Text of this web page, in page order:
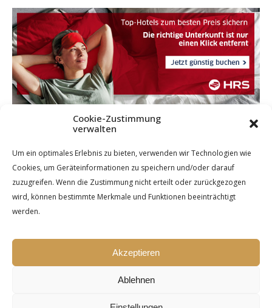
Cookie-Zustimmung
verwalten
Um ein optimales Erlebnis zu bieten, verwenden wir Technologien wie
Cookies, um Geräteinformationen zu speichern und/oder darauf
zuzugreifen. Wenn die Zustimmung nicht erteilt oder zurückgezogen
wird, können bestimmte Merkmale und Funktionen beeinträchtigt
werden.
Akzeptieren
Ablehnen